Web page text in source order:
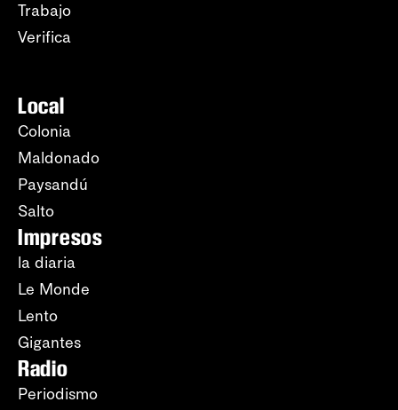
Trabajo
Verifica
Local
Colonia
Maldonado
Paysandú
Salto
Impresos
la diaria
Le Monde
Lento
Gigantes
Radio
Periodismo